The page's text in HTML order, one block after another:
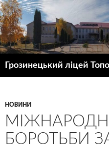
НОВИНИ
БОРОТЬБИ